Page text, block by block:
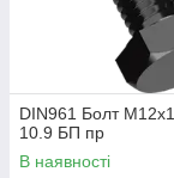
DIN961 Болт
10.9 БП пр
В наявності